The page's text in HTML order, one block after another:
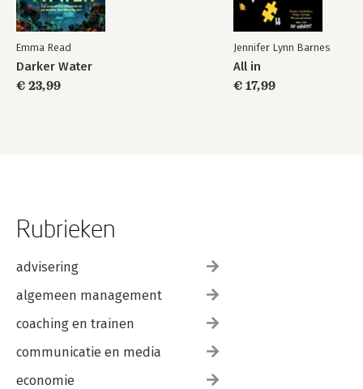
Emma Read
Darker Water
€ 23,99
Jennifer Lynn Barnes
All in
€ 17,99
Rubrieken
advisering
algemeen management
coaching en trainen
communicatie en media
economie